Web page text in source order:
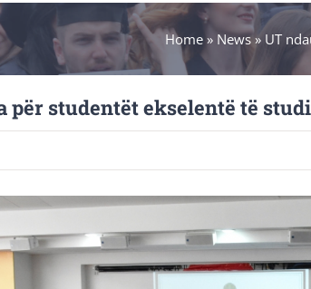
Home » News » UT
për studentët ekselentë të